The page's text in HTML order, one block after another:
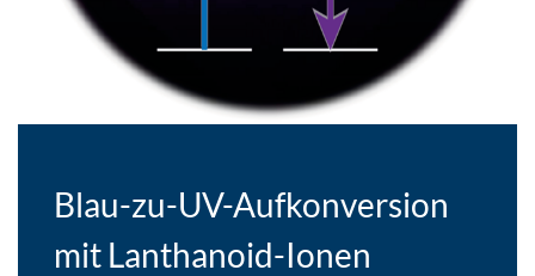
Blau-zu-UV-Aufkonversion
mit Lanthanoid-Ionen